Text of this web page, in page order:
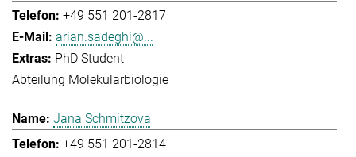
+49 551 201-2817
arian.sadeghi@...
PhD Student
Abteilung Molekularbiologie
Jana Schmitzova
+49 551 201-2814